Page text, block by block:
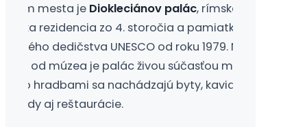
mesta je Diokleciánov palác, rímska
rezidencia zo 4. storočia a pamiatka
dedičstva UNESCO od roku 1979. Na
od múzea je palác živou súčasťou mesta —
jeho hradbami sa nachádzajú byty, kaviarne,
aj reštaurácie.